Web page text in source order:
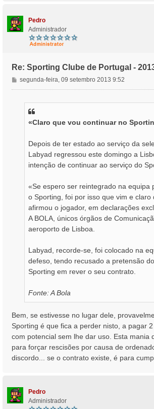
Pedro
Administrador
Re: Sporting Clube de Portugal -
M
e
segunda-feira, 09 setembro 2013 9:52
«Claro que vou continuar no
Depois de ter estado ao serviço da
Labyad regressou este domingo a
intenção de continuar ao serviço do
«Se espero ser reintegrado na equipa
o Sporting, foi por isso que vim e claro
afirmou o jogador, em declarações
A BOLA, únicos órgãos de
aeroporto de Lisboa.
Labyad, recorde-se, foi colocado na
defeso, tendo recusado a pretensão
Sporting em rever o seu contrato.
Fonte: A Bola
Bem, se estivesse no lugar dele,
Sporting é que fica a perder nisto, a pagar
com potencial sem lhe dar uso. Esta mania
para forçar rescisões por causa de
discordo... se o contrato existe, é para
Pedro
Administrador